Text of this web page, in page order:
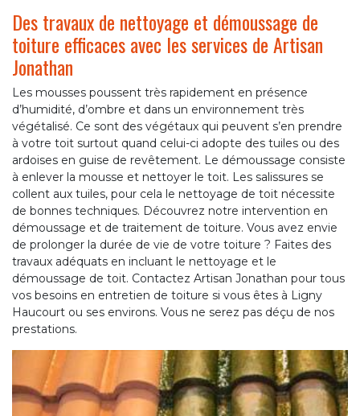
Des travaux de nettoyage et démoussage de
toiture efficaces avec les services de Artisan
Jonathan
Les mousses poussent très rapidement en présence
d’humidité, d’ombre et dans un environnement très
végétalisé. Ce sont des végétaux qui peuvent s’en prendre
à votre toit surtout quand celui-ci adopte des tuiles ou des
ardoises en guise de revêtement. Le démoussage consiste
à enlever la mousse et nettoyer le toit. Les salissures se
collent aux tuiles, pour cela le nettoyage de toit nécessite
de bonnes techniques. Découvrez notre intervention en
démoussage et de traitement de toiture. Vous avez envie
de prolonger la durée de vie de votre toiture ? Faites des
travaux adéquats en incluant le nettoyage et le
démoussage de toit. Contactez Artisan Jonathan pour tous
vos besoins en entretien de toiture si vous êtes à Ligny
Haucourt ou ses environs. Vous ne serez pas déçu de nos
prestations.